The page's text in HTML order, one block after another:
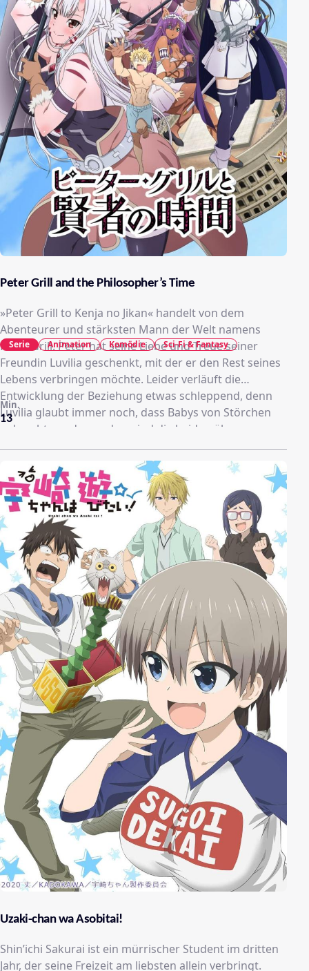
Peter Grill and the Philosopher’s Time
»Peter Grill to Kenja no Jikan« handelt von dem
Abenteurer und stärksten Mann der Welt namens
Peter Grill. Peter hat seine Liebe und Treue seiner
Freundin Luvilia geschenkt, mit der er den Rest seines
Lebens verbringen möchte. Leider verläuft die
Entwicklung der Beziehung etwas schleppend, denn
Luvilia glaubt immer noch, dass Babys von Störchen
gebracht werden und so sind die beiden übers
Händchenhalten bisher nicht hinausgekommen.
Peters Qualitäten als stärkster Mann der Welt bleiben
selbstverständlich nicht lange unbekannt und so
begeben sich diverse Frauen, darunter eine Elfe und
Oger-Zwillinge, auf die Suche nach ihm, angetrieben
von dem Wunsch, gemeinsam mit Peter ganz
besondere Kinder zur Welt zu bringen. Peter versucht
alles, um den Versuchungen der Frauen zu
widerstehen und sich gegenüber Luvilia nichts zu
Schulden kommen zu lassen, doch das ist einfacher
gesagt als getan!
13
Min.
Serie Animation Komödie Sci-Fi & Fantasy
Uzaki-chan wa Asobitai!
Shin’ichi Sakurai ist ein mürrischer Student im dritten
Jahr, der seine Freizeit am liebsten allein verbringt.